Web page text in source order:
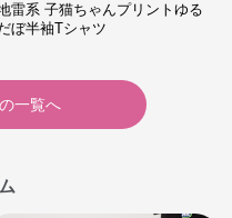
雷系 子猫ちゃんプリントゆる
ぼ半袖Tシャツ
一覧へ